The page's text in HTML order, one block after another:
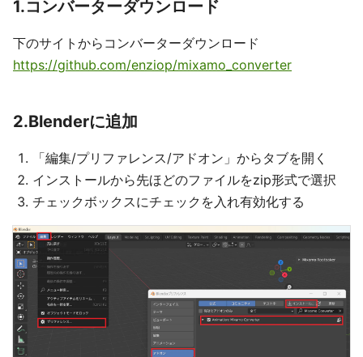
1.コンバーターダウンロード
下のサイトからコンバーターダウンロード
https://github.com/enziop/mixamo_converter
2.Blenderに追加
「編集/プリファレンス/アドオン」からタブを開く
インストールから先ほどのファイルをzip形式で選択
チェックボックスにチェックを入れ有効化する